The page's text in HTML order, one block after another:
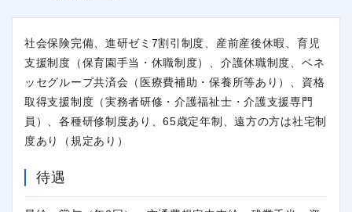
社会保険完備、進研ゼミ7割引制度、産前産後休暇、育児
支援制度（保育園手当・休職制度）、介護休職制度、ベネ
ッセグループ共済会（医療費補助・保養所等あり）、資格
取得支援制度（実務者研修・介護福祉士・介護支援専門
員）、各種研修制度あり、65歳定年制、遠方の方は社宅制
度あり（規定あり）
待遇